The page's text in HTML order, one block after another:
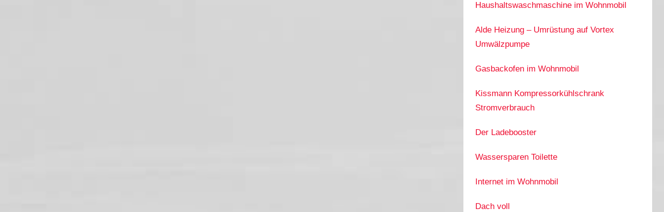
Haushaltswaschmaschine im Wohnmobil
Alde Heizung – Umrüstung auf Vortex
Umwälzpumpe
Gasbackofen im Wohnmobil
Kissmann Kompressorkühlschrank
Stromverbrauch
Der Ladebooster
Wassersparen Toilette
Internet im Wohnmobil
Dach voll